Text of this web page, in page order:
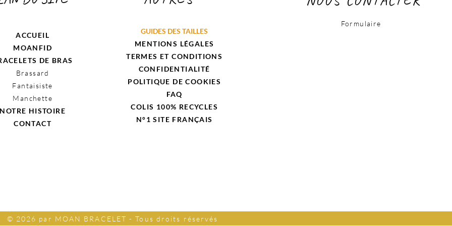
ACCUEIL
MOANFID
DE BRAS
Brassard
Fantaisiste
Manchette
NOTRE HISTOIRE
CONTACT
GUIDES DES TAILLES
MENTIONS LÉGALES
TERMES ET CONDITIONS
CONFIDENTIALITÉ
POLITIQUE DE COOKIES
FAQ
COLIS 100% RECYCLES
N°1 SITE FRANÇAIS
Formulaire
© 2026 par MOAN BRACELET - Tous droits réservés